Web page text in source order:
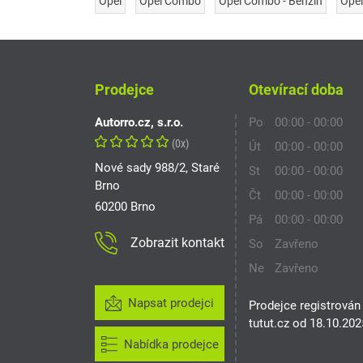
Prodejce
Autorro.cz, s.r.o.
(0x)
Nové sady 988/2, Staré
Brno
60200 Brno
Zobrazit kontakt
Napsat prodejci
Nabídka prodejce
Otevírací doba
Po
00:00 - 00:00
Út
00:00 - 00:00
St
00:00 - 00:00
Čt
00:00 - 00:00
Pá
00:00 - 00:00
So
Zavřeno
Ne
Zavřeno
Prodejce registrován
tutut.cz od